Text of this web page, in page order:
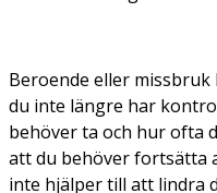
Beroende eller
du inte längre har
behöver ta och hur ofta
att du behöver fortsätta
inte hjälper till att lindra